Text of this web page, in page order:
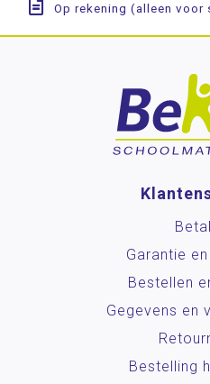
Op rekening (alleen
Garantie
Bestellen
Gegevens en
Bestelling